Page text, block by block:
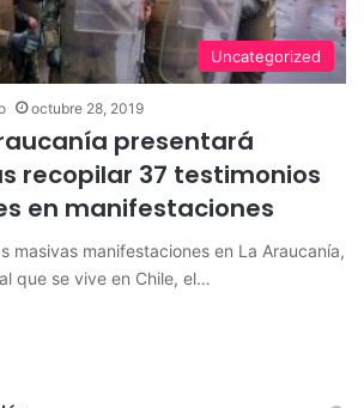
Uncategorized
octubre 28, 2019
presentará
recopilar 37 testimonios
en manifestaciones
masivas manifestaciones en La Araucanía,
que se vive en Chile, el…